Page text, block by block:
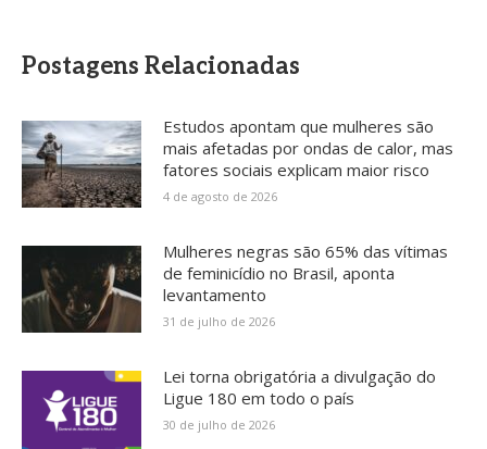
Postagens Relacionadas
Estudos apontam que mulheres são
mais afetadas por ondas de calor, mas
fatores sociais explicam maior risco
4 de agosto de 2026
Mulheres negras são 65% das vítimas
de feminicídio no Brasil, aponta
levantamento
31 de julho de 2026
Lei torna obrigatória a divulgação do
Ligue 180 em todo o país
30 de julho de 2026